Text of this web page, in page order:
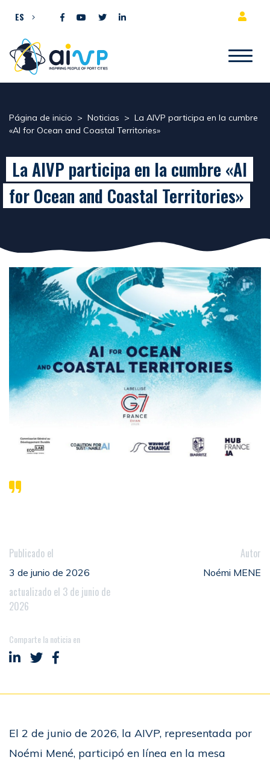
ES
Página de inicio > Noticias > La AIVP participa en la cumbre
«AI for Ocean and Coastal Territories»
La AIVP participa en la cumbre «AI
for Ocean and Coastal Territories»
Publicado el
3 de junio de 2026
actualizado el 3 de junio de
2026
Autor
Noémi MENE
Comparte la noticia en
Compartir en LinkedIn
Compartir en Twitter
Compartir en Facebook
El 2 de junio de 2026, la AIVP, representada por
Noémi Mené, participó en línea en la mesa